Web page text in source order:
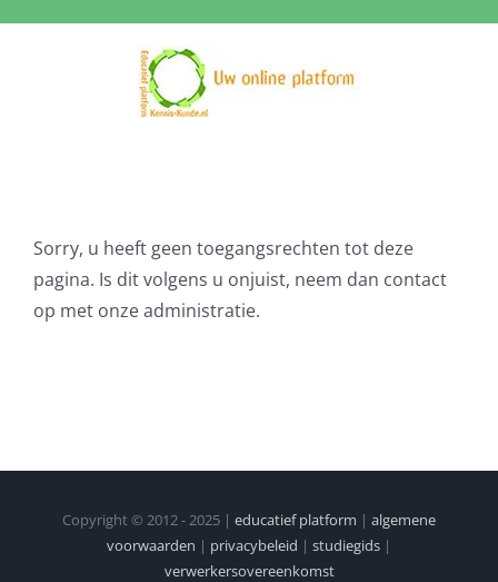
Sorry, u heeft geen toegangsrechten tot deze
pagina. Is dit volgens u onjuist, neem dan contact
op met onze administratie.
Copyright © 2012 - 2025 | educatief platform | algemene
voorwaarden | privacybeleid | studiegids |
verwerkersovereenkomst